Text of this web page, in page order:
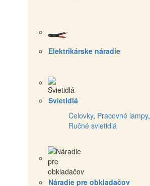
Elektrikárske náradie
Svietidlá
Čelovky, Pracovné lampy,
Ručné svietidlá
Náradie pre obkladačov